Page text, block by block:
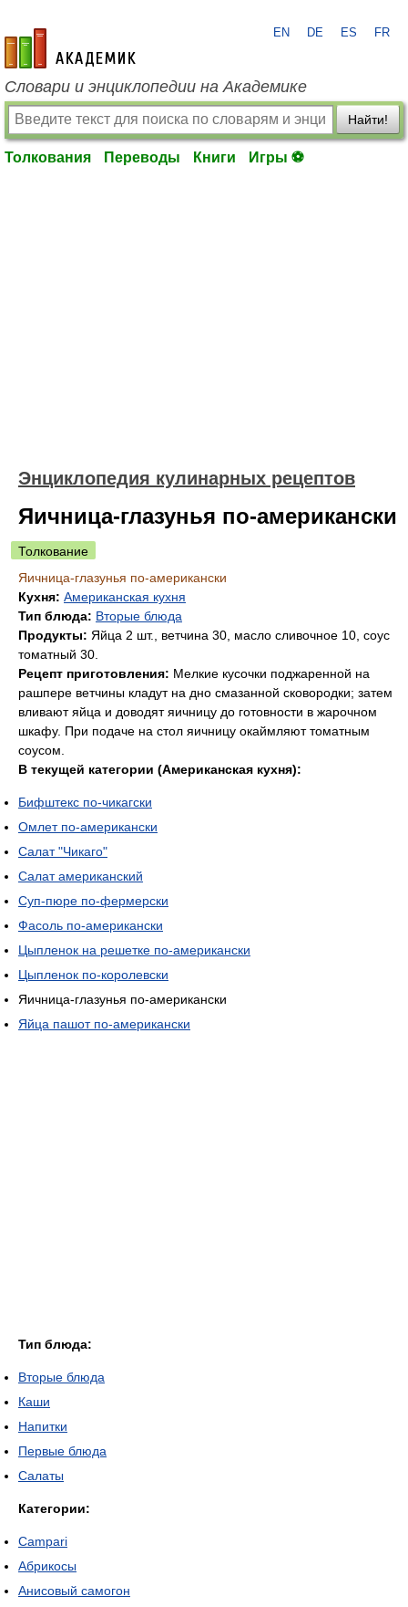
academic.ru
EN DE ES FR
Словари и энциклопедии на Академике
Найти!
Толкования Переводы Книги Игры ⚽
Энциклопедия кулинарных рецептов
Яичница-глазунья по-американски
Толкование
Яичница-глазунья по-американски
Кухня: Американская кухня
Тип блюда: Вторые блюда
Продукты: Яйца 2 шт., ветчина 30, масло сливочное 10, соус
томатный 30.
Рецепт приготовления: Мелкие кусочки поджаренной на
рашпере ветчины кладут на дно смазанной сковородки; затем
вливают яйца и доводят яичницу до готовности в жарочном
шкафу. При подаче на стол яичницу окаймляют томатным
соусом.
В текущей категории (Американская кухня):
Бифштекс по-чикагски
Омлет по-американски
Салат "Чикаго"
Салат американский
Суп-пюре по-фермерски
Фасоль по-американски
Цыпленок на решетке по-американски
Цыпленок по-королевски
Яичница-глазунья по-американски
Яйца пашот по-американски
Тип блюда:
Вторые блюда
Каши
Напитки
Первые блюда
Салаты
Категории:
Campari
Абрикосы
Анисовый самогон